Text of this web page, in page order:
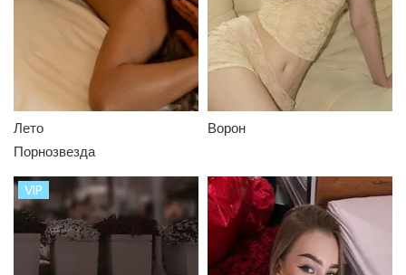
Лето
Порнозвезда
Ворон
VIP